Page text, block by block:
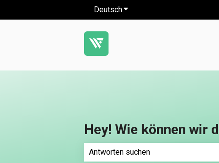
DeutschUntermenü für
Hey! Wie können wir